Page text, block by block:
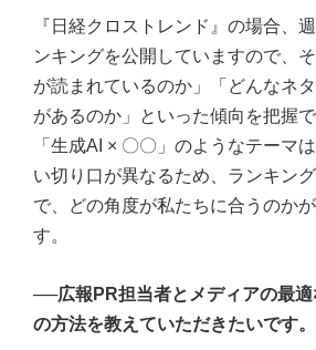
『日経クロストレンド』の場合、
ンキングを公開していますので、
が読まれているのか」「どんなネ
があるのか」といった傾向を把握
「生成AI × 〇〇」のようなテーマ
い切り口が異なるため、ランキン
で、どの角度が私たちに合うのか
す。
──広報PR担当者とメディアの最
の方法を教えていただきたいです。